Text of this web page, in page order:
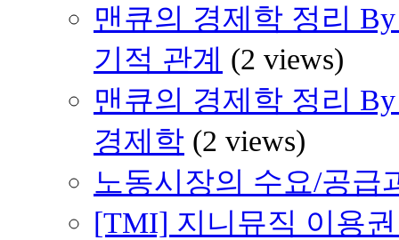
맨큐의 경제학 정리
기적 관계 (2 views)
맨큐의 경제학 정리
경제학 (2 views)
노동시장의 수요/공급
[TMI] 지니뮤직 이용